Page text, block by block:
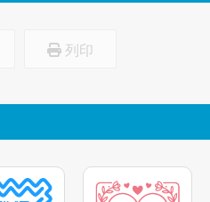
列印